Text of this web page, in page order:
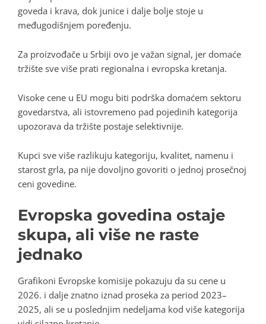
goveda i krava, dok junice i dalje bolje stoje u
međugodišnjem poređenju.
Za proizvođače u Srbiji ovo je važan signal, jer domaće
tržište sve više prati regionalna i evropska kretanja.
Visoke cene u EU mogu biti podrška domaćem sektoru
govedarstva, ali istovremeno pad pojedinih kategorija
upozorava da tržište postaje selektivnije.
Kupci sve više razlikuju kategoriju, kvalitet, namenu i
starost grla, pa nije dovoljno govoriti o jednoj prosečnoj
ceni govedine.
Evropska govedina ostaje
skupa, ali više ne raste
jednako
Grafikoni Evropske komisije pokazuju da su cene u
2026. i dalje znatno iznad proseka za period 2023–
2025, ali se u poslednjim nedeljama kod više kategorija